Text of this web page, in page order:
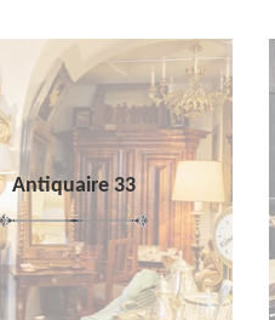
Antiquaire 33